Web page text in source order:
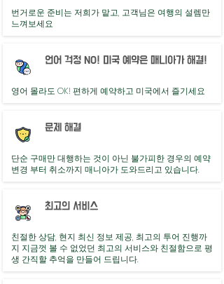
번거로운 준비는 저희가 맡고, 고객님은 여행의 설렘만
느껴보세요
언어 걱정 NO! 미국 예약은 매니아가 해결!
영어 몰라도 OK! 편하게 예약하고 미국에서 즐기세요
문제 해결
단순 구매만 대행하는 것이 아닌 불가피한 경우의 예약
변경 부터 취소까지 매니아가 도와드리고 있습니다.
최고의 서비스
친절한 상담, 현지 최신 정보 제공, 최고의 투어 진행까
지 지금껏 볼 수 없었던 최고의 서비스와 친절함으로 평
생 간직할 추억을 만들어 드립니다.